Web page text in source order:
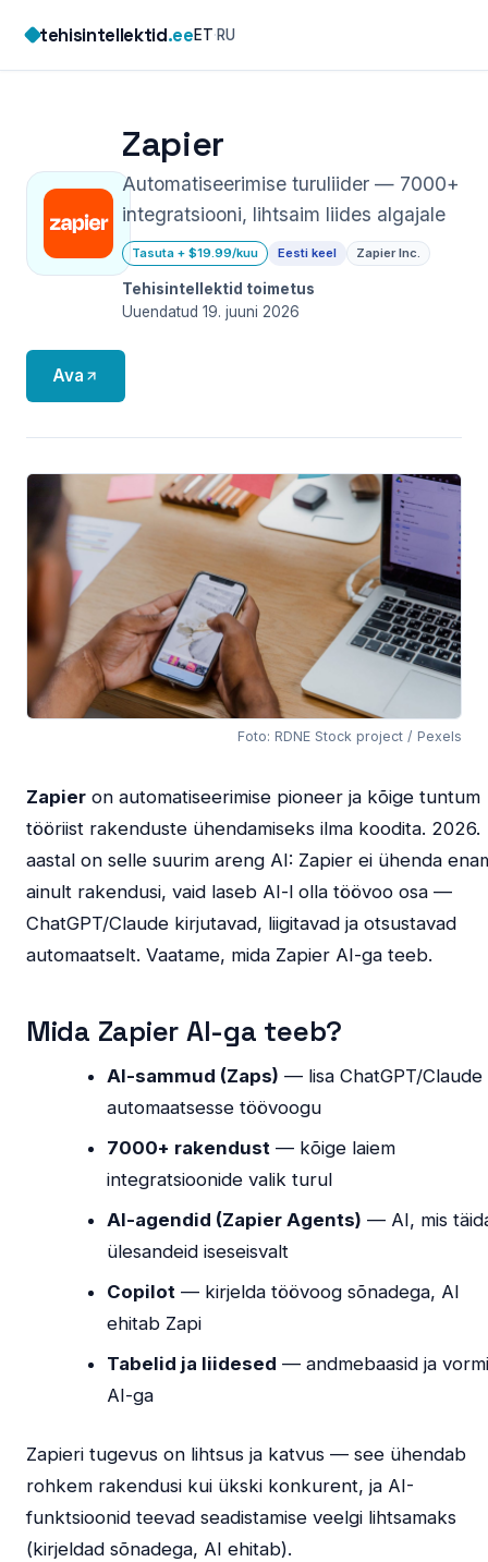
content
tehisintellektid.eeET·RU
Zapier
Automatiseerimise turuliider — 7000+
integratsiooni, lihtsaim liides algajale
Tasuta + $19.99/kuu Eesti keel Zapier Inc.
Tehisintellektid toimetus
Uuendatud 19. juuni 2026
Ava
Foto: RDNE Stock project / Pexels
Zapier on automatiseerimise pioneer ja kõige tuntum
tööriist rakenduste ühendamiseks ilma koodita. 2026.
aastal on selle suurim areng AI: Zapier ei ühenda
ainult rakendusi, vaid laseb AI-l olla töövoo osa —
ChatGPT/Claude kirjutavad, liigitavad ja otsustavad
automaatselt. Vaatame, mida Zapier AI-ga teeb.
Mida Zapier AI-ga teeb?
AI-sammud (Zaps) — lisa ChatGPT/Claude
automaatsesse töövoogu
7000+ rakendust — kõige laiem
integratsioonide valik turul
AI-agendid (Zapier Agents) — AI, mis
ülesandeid iseseisvalt
Copilot — kirjelda töövoog sõnadega, AI
ehitab Zapi
Tabelid ja liidesed — andmebaasid ja
AI-ga
Zapieri tugevus on lihtsus ja katvus — see ühendab
rohkem rakendusi kui ükski konkurent, ja AI-
funktsioonid teevad seadistamise veelgi lihtsamaks
(kirjeldad sõnadega, AI ehitab).